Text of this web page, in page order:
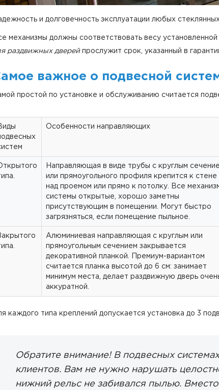
и долговечность эксплуатации любых
механизмы должны соответствовать весу
раздвижных дверейпрослужит срок, указанный в
важное о подвесной
простой по установке и обслуживанию считается
Особенности направляющих
Направляющая в виде трубы с круглым
или прямоугольного профиля крепится к стене
над проемом или прямо к потолку. Все
системы открытые, хорошо заметны
присутствующим в помещении. Могут быстро
загрязняться, если помещение пыльное.
Алюминиевая направляющая с круглым или
прямоугольным сечением закрывается
декоративной планкой. Премиум-вариантом
считается планка высотой до 6 см: занимает
минимум места, делает раздвижную дверь
аккуратной.
каждого типа креплений допускается установка до 3
Обратите внимание! В подвесных
клиентов. Вам не нужно нарушать
нижний рельс не забивался пылью.